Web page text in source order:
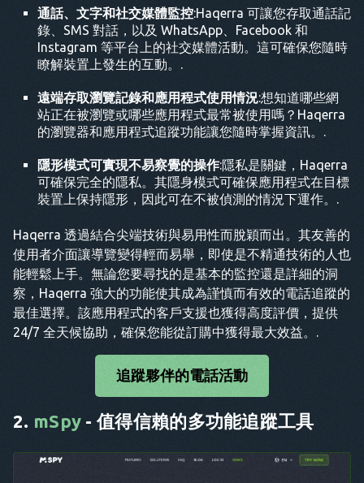
通話、文字和社交媒體監控:Haqerra 可讓您存取通話記
錄、SMS 對話，以及 WhatsApp、Facebook 和
Instagram 等平台上的社交媒體活動。這可確保您隨時
瞭解裝置上發生的互動。.
遠端存取瀏覽記錄和應用程式使用情況:想知道哪些網
站正在被瀏覽或哪些應用程式最常被使用嗎？Haqerra
的瀏覽器和應用程式追蹤功能讓您隨時掌握資訊。.
隱形模式可實現不易察覺的操作:隱私是關鍵，Haqerra
可確保完全的隱私。其隱身模式可確保應用程式在目標
裝置上保持隱形，因此可在不被偵測的情況下運作。.
Haqerra 透過結合尖端技術與易用性而脫穎而出。其友善的
使用者介面讓導覽變得輕而易舉，即使是不精通技術的人也
能輕鬆上手。無論您要尋找的是基本的監控還是詳細的洞
察，Haqerra 強大的功能使其成為謹慎而有效的電話追蹤的
最佳選擇。該應用程式的客戶支援也獲得高度評價，提供
24/7 全天候協助，確保您能從訂購中獲得最大效益。.
追蹤夥伴的電話活動
2. mSpy - 值得信賴的多功能追蹤工具